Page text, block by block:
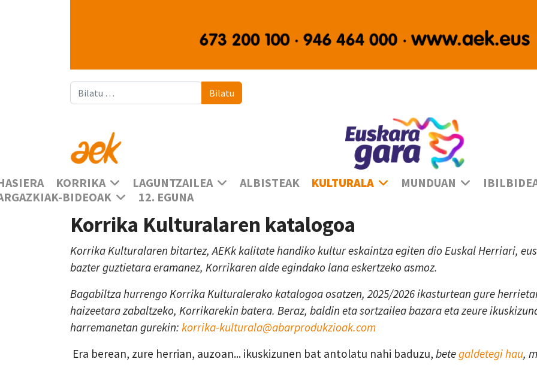
Bilatu Bilatu
KORRIKA LAGUNTZAILEA ALBISTEAK KULTURALA MUNDUAN
BIDEOAK
12. EGUNA
Korrika Kulturalaren katalogoa
Korrika Kulturalaren bitartez, AEKk kalitate handiko kultur eskaintza egiten dio Euskal Herriari,
bazter guztietara eramanez, Korrikaren alde egindako lana eskertzeko asmoz.
Bagabiltza hurrengo Korrika Kulturalerako katalogoa osatzen, 2025/2026 ikasturtean gure
haizeetara zabaltzeko, Korrikarekin batera. Beraz, baldin eta sortzailea bazara eta zeure
harremanetan gurekin: korrika-kulturala@abarprodukzioak.com
Era berean, zure herrian, auzoan... ikuskizunen bat antolatu nahi baduzu, betegaldetegi hau,